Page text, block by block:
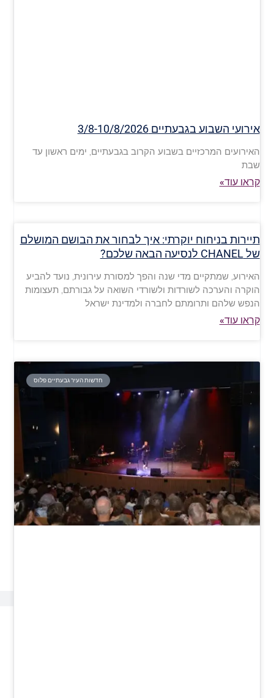
אירועי השבוע בגבעתיים 3/8-10/8/2026
האירועים המרכזיים בשבוע הקרוב בגבעתיים, ימים ראשון עד
שבת
קראו עוד»
תיירות בניחוח יוקרתי: איך לבחור את הבושם המושלם
של CHANEL לנסיעה הבאה שלכם?
האירוע, שמתקיים מדי שנה והפך למסורת עירונית, נועד להביע
הוקרה והערכה לשורדות ולשורדי השואה על גבורתם, תעצומות
הנפש שלהם ותרומתם לחברה ולמדינת ישראל
קראו עוד»
חדשות העיר גבעתיים פלוס